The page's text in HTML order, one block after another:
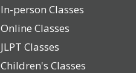
In-person Classes
Online Classes
JLPT Classes
Children's Classes